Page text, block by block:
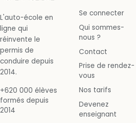
L'auto-école en
ligne qui
réinvente le
permis de
conduire depuis
2014.
+620 000 élèves
formés depuis
2014
Se connecter
Qui sommes-
nous ?
Contact
Prise de rendez-
vous
Nos tarifs
Devenez
enseignant